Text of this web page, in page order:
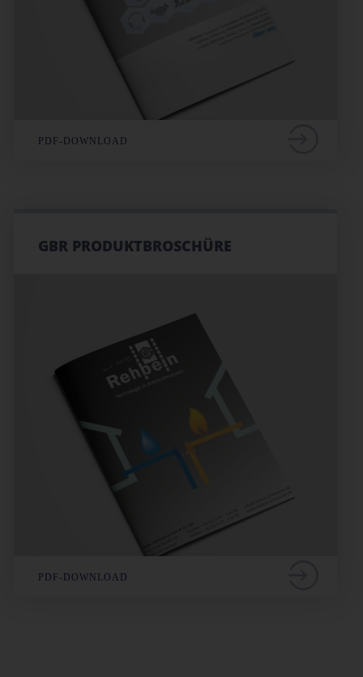
PDF-DOWNLOAD
GBR PRODUKTBROSCHÜRE
PDF-DOWNLOAD